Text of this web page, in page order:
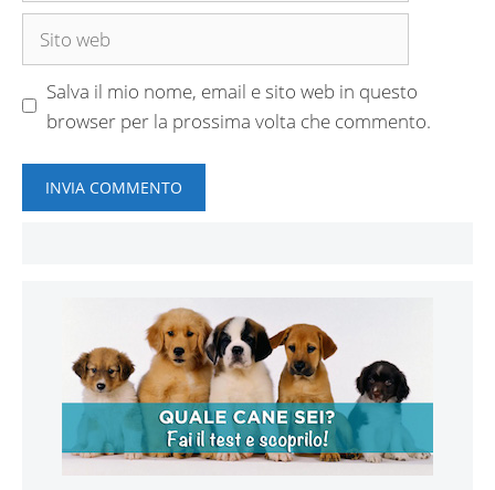
Sito
Salva il mio nome, email e sito web in questo
browser per la prossima volta che commento.